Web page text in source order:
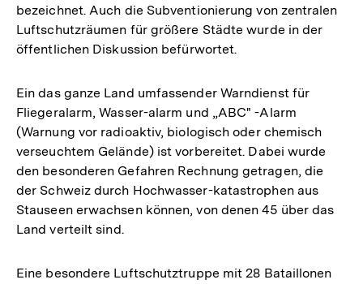
bezeichnet. Auch die Subventionierung von zentralen
Luftschutzräumen für größere Städte wurde in der
öffentlichen Diskussion befürwortet.
Ein das ganze Land umfassender Warndienst für
Fliegeralarm, Wasser-alarm und „ABC" -Alarm
(Warnung vor radioaktiv, biologisch oder chemisch
verseuchtem Gelände) ist vorbereitet. Dabei wurde
den besonderen Gefahren Rechnung getragen, die
der Schweiz durch Hochwasser-katastrophen aus
Stauseen erwachsen können, von denen 45 über das
Land verteilt sind.
Eine besondere Luftschutztruppe mit 28 Bataillonen